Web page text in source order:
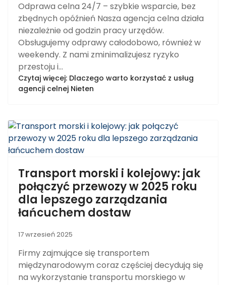
Odprawa celna 24/7 – szybkie wsparcie, bez
zbędnych opóźnień Nasza agencja celna działa
niezależnie od godzin pracy urzędów.
Obsługujemy odprawy całodobowo, również w
weekendy. Z nami zminimalizujesz ryzyko
przestoju i...
Czytaj więcej: Dlaczego warto korzystać z usług
agencji celnej Nieten
Transport morski i kolejowy: jak
połączyć przewozy w 2025 roku
dla lepszego zarządzania
łańcuchem dostaw
17 wrzesień 2025
Firmy zajmujące się transportem
międzynarodowym coraz częściej decydują się
na wykorzystanie transportu morskiego w